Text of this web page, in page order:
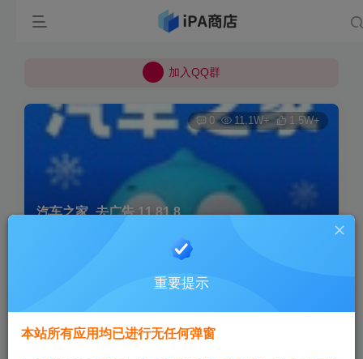
所有上传的应用 均已通过 严格的安全检测
加入QQ群
汽车之家_去广告 11.81.8
0 11.1W+ 1.5W+
重要提示
本站所有应用均已进行无任何弹窗